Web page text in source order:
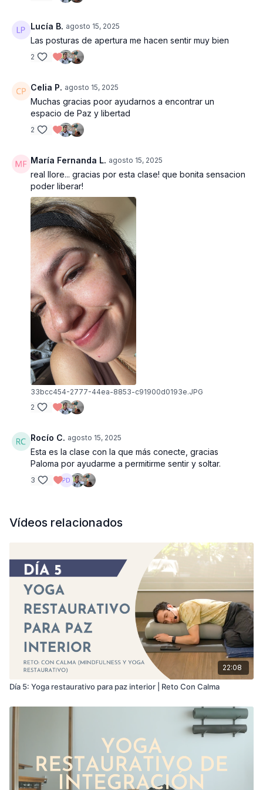
Lucía B. agosto 15, 2025
Las posturas de apertura me hacen sentir muy bien
2
Celia P. agosto 15, 2025
Muchas gracias poor ayudarnos a encontrar un
espacio de Paz y libertad
2
María Fernanda L. agosto 15, 2025
real llore... gracias por esta clase! que bonita sensacion
poder liberar!
33bcc454-2777-44ea-8853-c91900d0193e.JPG
2
Rocío C. agosto 15, 2025
Esta es la clase con la que más conecte, gracias
Paloma por ayudarme a permitirme sentir y soltar.
3
Vídeos relacionados
22:08
Día 5: Yoga restaurativo para paz interior | Reto Con Calma